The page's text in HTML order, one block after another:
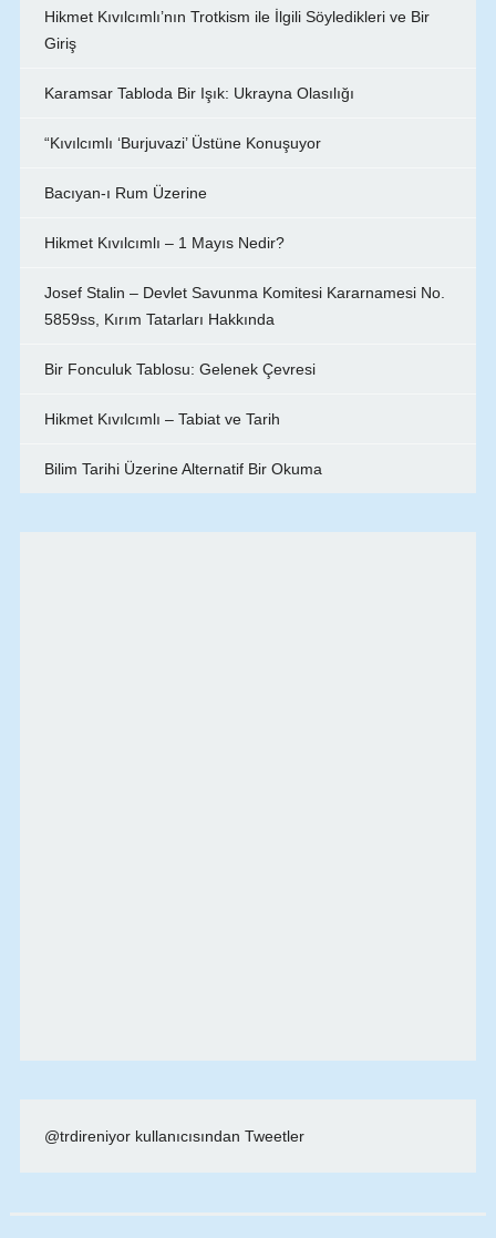
Hikmet Kıvılcımlı’nın Trotkism ile İlgili Söyledikleri ve Bir
Giriş
Karamsar Tabloda Bir Işık: Ukrayna Olasılığı
“Kıvılcımlı ‘Burjuvazi’ Üstüne Konuşuyor
Bacıyan-ı Rum Üzerine
Hikmet Kıvılcımlı – 1 Mayıs Nedir?
Josef Stalin – Devlet Savunma Komitesi Kararnamesi No.
5859ss, Kırım Tatarları Hakkında
Bir Fonculuk Tablosu: Gelenek Çevresi
Hikmet Kıvılcımlı – Tabiat ve Tarih
Bilim Tarihi Üzerine Alternatif Bir Okuma
@trdireniyor kullanıcısından Tweetler